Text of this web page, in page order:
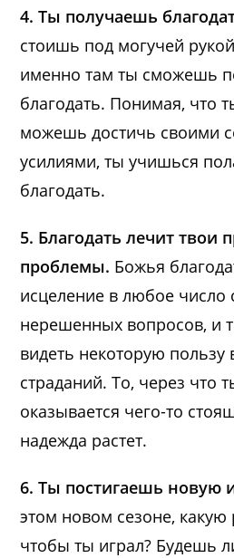
4. Ты получаешь
стоишь под могучей
именно там ты сможешь
благодать. Понимая, что
можешь достичь своими
усилиями, ты учишься
благодать.
5. Благодать лечит твои
проблемы. Божья
исцеление в любое число
нерешенных вопросов, и
видеть некоторую пользу
страданий. То, через что
оказывается чего-то
надежда растет.
6. Ты постигаешь новую
этом новом сезоне, какую
чтобы ты играл? Будешь